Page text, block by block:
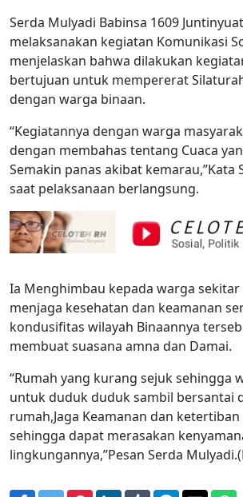
Serda Mulyadi Babinsa 1609
melaksanakan kegiatan Komunikasi
menjelaskan bahwa dilakukan
bertujuan untuk mempererat
dengan warga binaan.
“Kegiatannya dengan warga
dengan membahas tentang Cuaca
Semakin panas akibat kemarau,”Kata
saat pelaksanaan berlangsung.
Ia Menghimbau kepada warga sekitar
menjaga kesehatan dan keamanan
kondusifitas wilayah Binaannya
membuat suasana amna dan Damai.
“Rumah yang kurang sejuk sehingga
untuk duduk duduk sambil bersantai
rumah,Jaga Keamanan dan
sehingga dapat merasakan
lingkungannya,”Pesan Serda